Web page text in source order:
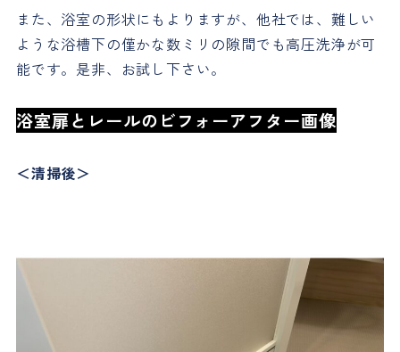
また、浴室の形状にもよりますが、他社では、難しい
ような浴槽下の僅かな数ミリの隙間でも高圧洗浄が可
能です。是非、お試し下さい。
浴室扉とレールのビフォーアフター画像
＜清掃後＞